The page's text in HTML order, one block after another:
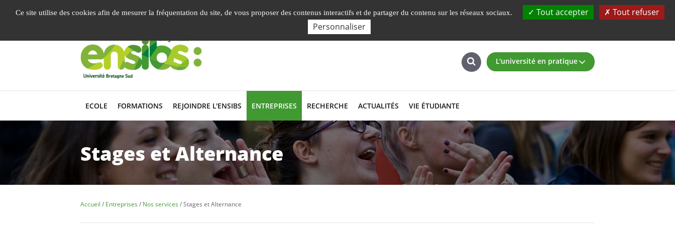
English presentation Fondation L'ENSIBS à 360°
Nos Facultés, Instituts, Ecole
L'université en pratique
ECOLE FORMATIONS REJOINDRE L'ENSIBS ENTREPRISES RECHERCHE ACTUALITÉS VIE ÉTUDIANTE
Stages et Alternance
Accueil Entreprises Nos services Stages et Alternance
Ce site utilise des cookies afin de mesurer la fréquentation du site, de vous proposer des contenus interactifs et de partager du contenu sur les réseaux sociaux. Tout accepter
Tout refuser
Personnaliser